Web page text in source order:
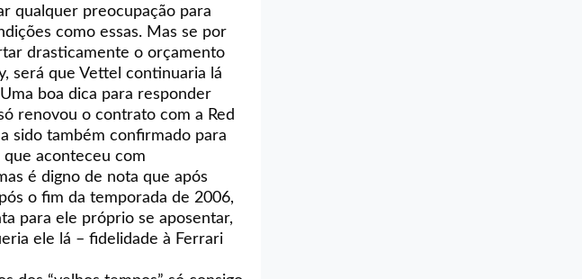
qualquer preocupação para
como essas. Mas se por
drasticamente o orçamento
será que Vettel continuaria lá
boa dica para responder
renovou o contrato com a Red
sido também confirmado para
aconteceu com
é digno de nota que após
o fim da temporada de 2006,
para ele próprio se aposentar,
ele lá – fidelidade à Ferrari